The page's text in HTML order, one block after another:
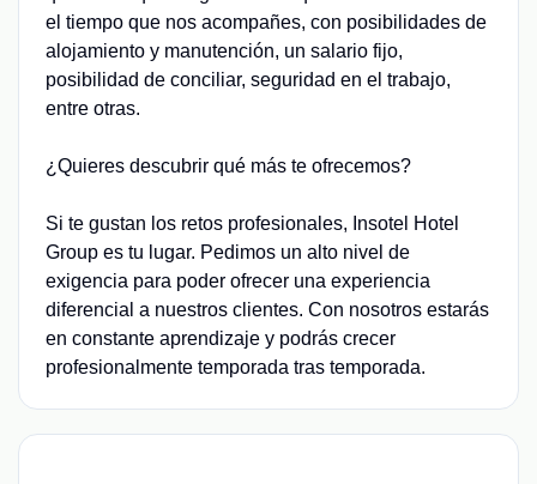
el tiempo que nos acompañes, con posibilidades de
alojamiento y manutención, un salario fijo,
posibilidad de conciliar, seguridad en el trabajo,
entre otras.
¿Quieres descubrir qué más te ofrecemos?
Si te gustan los retos profesionales, Insotel Hotel
Group es tu lugar. Pedimos un alto nivel de
exigencia para poder ofrecer una experiencia
diferencial a nuestros clientes. Con nosotros estarás
en constante aprendizaje y podrás crecer
profesionalmente temporada tras temporada.